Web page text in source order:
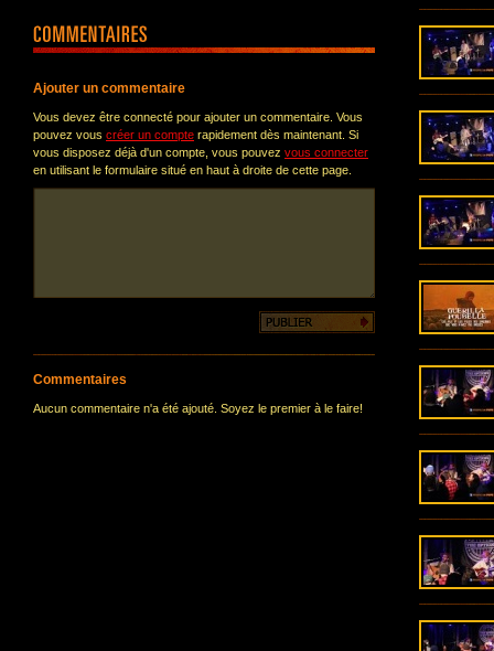
Ajouter un commentaire
Vous devez être connecté pour ajouter un commentaire. Vous
pouvez vous créer un compte rapidement dès maintenant. Si
vous disposez déjà d'un compte, vous pouvez vous connecter
en utilisant le formulaire situé en haut à droite de cette page.
Commentaires
Aucun commentaire n'a été ajouté. Soyez le premier à le faire!